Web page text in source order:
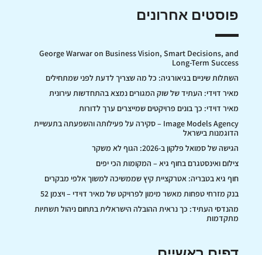
פוסטים אחרונים
George Warwar on Business Vision, Smart Decisions, and
Long-Term Success
השתלות שיניים בגיאורגיה: כל מה שצריך לדעת לפני שמתחילים
מאיר דוידי: העתיד של שוק המגורים נמצא בהתחדשות עירונית
מאיר דוידי: כך בונים פרויקטים שמייצרים ערך לדורות
Image Models Agency – סקירה על פעילותה והשפעתה בתעשיית
הדוגמנות בישראל
הגישה של סמואל פלקון ב-2026: הגוף לא משקר
צילום ואינסטגרם בחוף גיא – המקומות הכי יפים
חוף גיא בטבריה: אטרקציית קיץ שממשיכה למשוך אלפי מבקרים
בנק מזרחי טפחות מאשר מימון לפרויקט של מאיר דוידי – ויצמן 52
מהנדסי העתיד: כך נראית ההובלה הישראלית בתחום ניהול תשתיות
מתקדמות